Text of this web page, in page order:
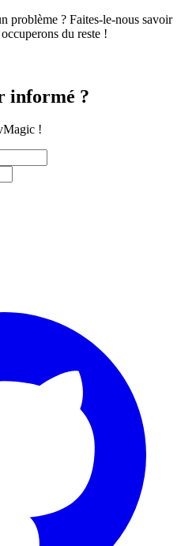
problème ? Faites-le-nous savoir
du reste !
informé ?
!